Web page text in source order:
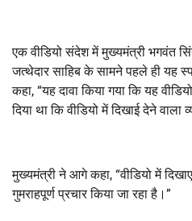
एक वीडियो संदेश में मुख्यमंत्री भगवंत
जत्थेदार साहिब के सामने पहले ही यह
कहा, “यह दावा किया गया कि यह
दिया था कि वीडियो में दिखाई देने वाला
मुख्यमंत्री ने आगे कहा, “वीडियो में
गुमराहपूर्ण प्रचार किया जा रहा है।”